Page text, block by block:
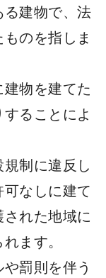
建物で、法
のを指しま
物を建てた
ることによ
制に違反し
なしに建て
れた地域に
ます。
罰則を伴う